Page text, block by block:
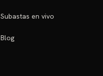
Subastas en vivo
Blog